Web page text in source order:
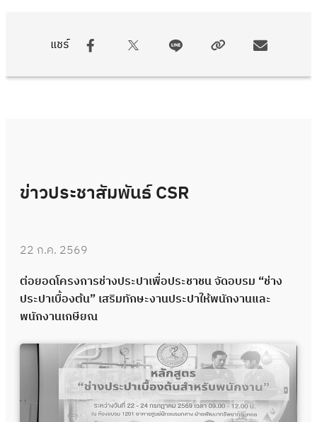
แชร์
ข่าวประชาสัมพันธ์ CSR
22 ก.ค. 2569
ต่อยอดโครงการช่างประปาเพื่อประชาชน จัดอบรม “ช่าง
ประปาเบื้องต้น” เสริมทักษะงานประปาให้พนักงานและ
พนักงานเกษียณ